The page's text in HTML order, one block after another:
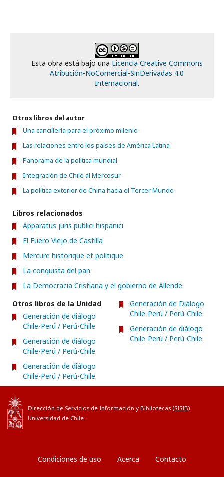
Esta obra está bajo una Licencia Creative Commons
Atribución-NoComercial-SinDerivadas 4.0
Internacional.
Otros libros del autor
Una cancillería para el próximo milenio
Las relaciones entre los países de América Latina
Panorama de la política mundial
Integración de Chile al Mercosur
La política exterior de China hacia el Tercer Mundo
Libros relacionados
Apparatus juris publici hispanici
El Fuero Viejo de Castilla
Mercure historique et politique
La conquista del pan
La Democracia Cristiana y el gobierno de Allende
Otros libros de la Unidad
Generación de diálogo
Chile-Perú / Perú-Chile
Generación de diálogo
Chile-Perú / Perú-Chile
Generación de diálogo
Chile-Perú / Perú-Chile
Generación de Diálogo
Chile-Perú / Perú-Chile
Generación de diálogo
Chile-Perú / Perú-Chile
Dirección de Servicios de Información y Bibliotecas (SISIB)
Universidad de Chile.
Condiciones de uso Acerca Contacto